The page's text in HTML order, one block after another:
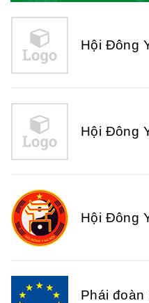
Hội Đông
Hội Đông
Hội Đông
Phái đoàn